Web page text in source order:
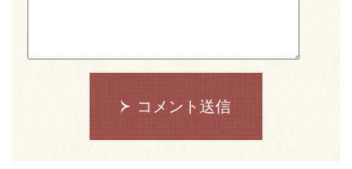
コメント送信